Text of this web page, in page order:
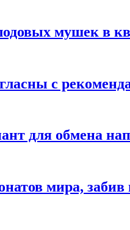
мушек в
с
для обмена
мира,